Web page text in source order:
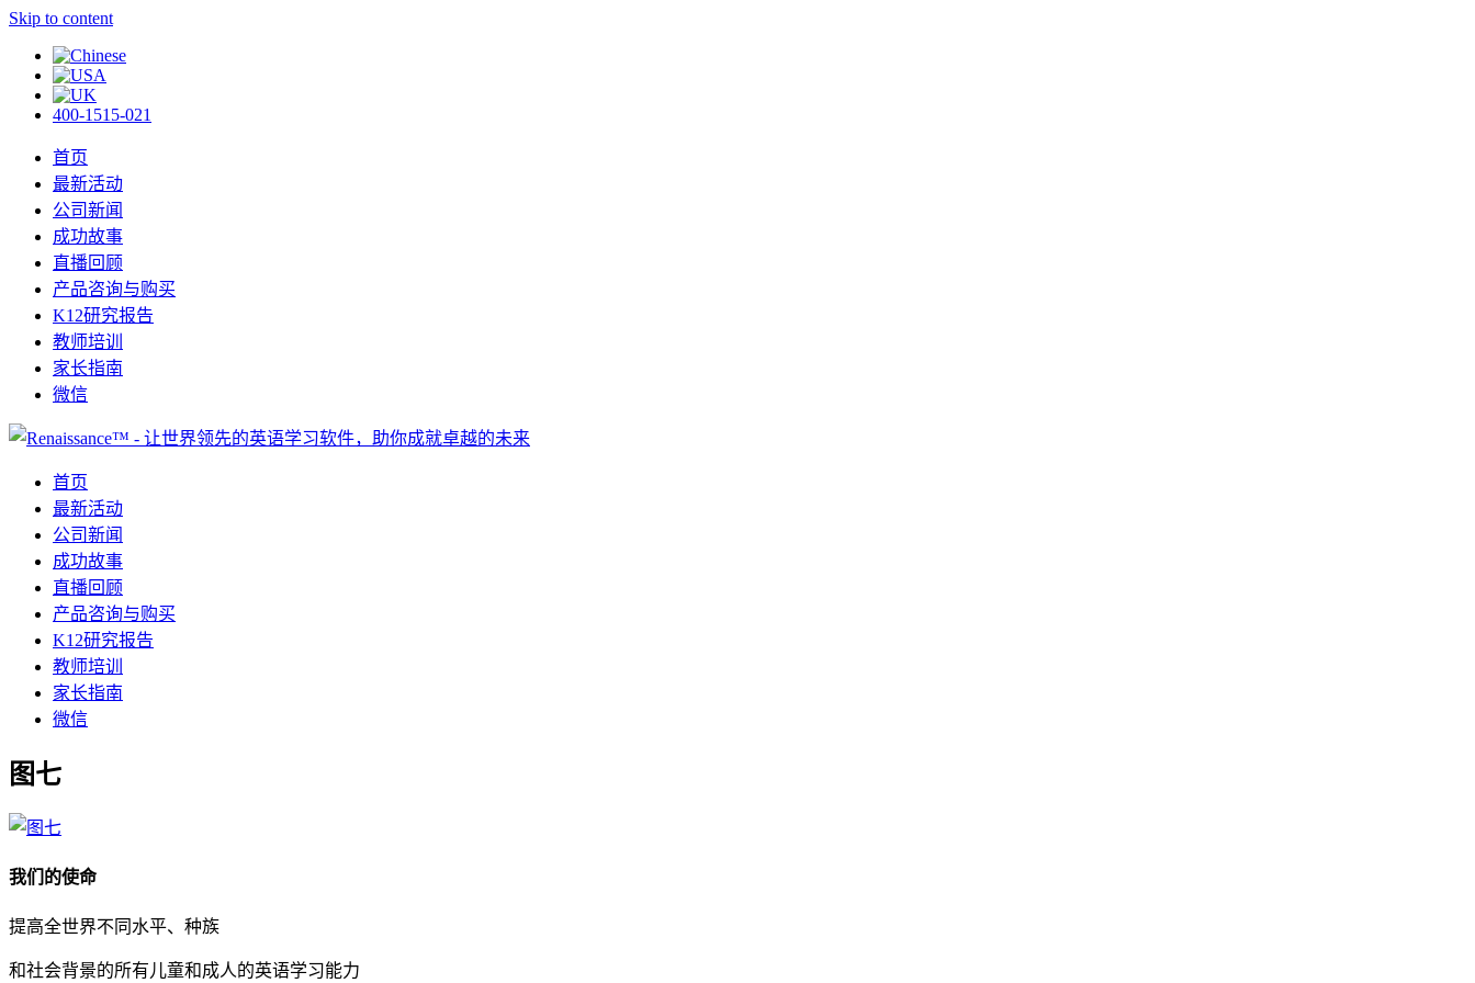
Skip to content
400-1515-021
首页
最新活动
公司新闻
成功故事
直播回顾
产品咨询与购买
K12研究报告
教师培训
家长指南
微信
首页
最新活动
公司新闻
成功故事
直播回顾
产品咨询与购买
K12研究报告
教师培训
家长指南
微信
图七
我们的使命
提高全世界不同水平、种族
和社会背景的所有儿童和成人的英语学习能力